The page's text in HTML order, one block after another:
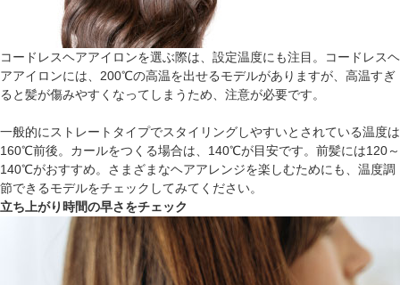
コードレスヘアアイロンを選ぶ際は、設定温度にも注目。コードレスヘ
アアイロンには、200℃の高温を出せるモデルがありますが、高温すぎ
ると髪が傷みやすくなってしまうため、注意が必要です。
一般的にストレートタイプでスタイリングしやすいとされている温度は
160℃前後。カールをつくる場合は、140℃が目安です。前髪には120～
140℃がおすすめ。さまざまなヘアアレンジを楽しむためにも、温度調
節できるモデルをチェックしてみてください。
立ち上がり時間の早さをチェック